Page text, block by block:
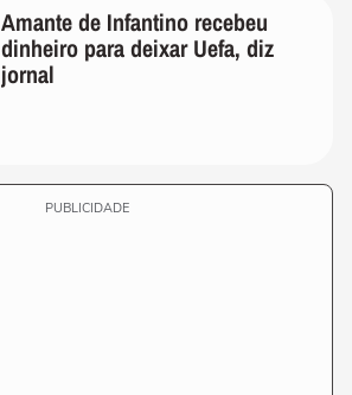
Amante de Infantino recebeu
dinheiro para deixar Uefa, diz
jornal
PUBLICIDADE